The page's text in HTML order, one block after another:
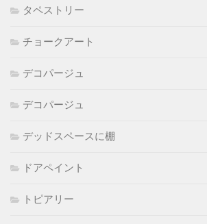
タペストリー
チョークアート
デコパージュ
デコパージュ
デッドスペースに棚
ドアペイント
トピアリー